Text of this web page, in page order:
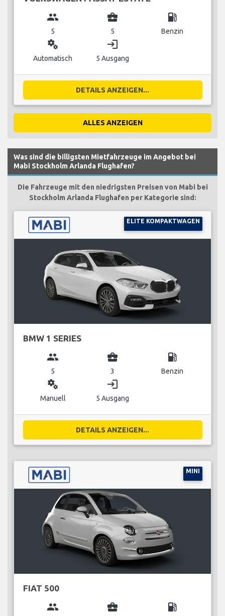
group
5
business_center
5
local_gas_station
Benzin
miscellaneous_services
Automatisch
login
5 Ausgang
DETAILS ANZEIGEN...
ALLES ANZEIGEN
Was sind die billigsten Mietfahrzeuge im Angebot bei
Mabi Stockholm Arlanda Flughafen?
Die Fahrzeuge mit den niedrigsten Preisen von Mabi bei
Stockholm Arlanda Flughafen per Kategorie sind:
ELITE KOMPAKTWAGEN
BMW 1 SERIES
group
5
business_center
3
local_gas_station
Benzin
miscellaneous_services
Manuell
login
5 Ausgang
DETAILS ANZEIGEN...
MINI
FIAT 500
group business_center local_gas_station